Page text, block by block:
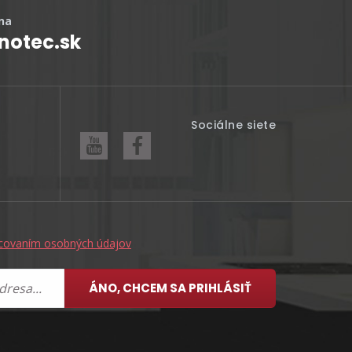
Sociálne siete
osobných údajov
ÁNO, CHCEM SA PRIHLÁSIŤ